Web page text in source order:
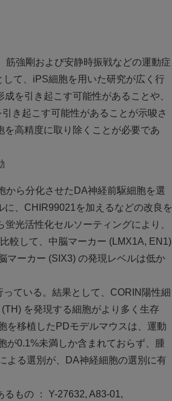
筋強剛および安静時振戦などの運動症
て、iPS細胞を用いた研究が広く行
を引き起こす可能性があることや、
引き起こす可能性があることが示唆さ
高精度に取り除くことが必要であ
から分化させたDA神経前駆細胞を選
、CHIR99021を加えるなどの改良を
光活性化セルソーティングにより、
較して、中脳マーカー (LMX1A, EN1)
マーカー (SIX3) の発現レベルは低か
ている。結果として、CORIN陽性細
を発現する細胞がより多く生存
を移植したPDモデルマウスは、運動
が0.1%未満しか含まれておらず、腫
よる選別が、DA神経細胞の選別に有
もの ： Y-27632, A83-01,